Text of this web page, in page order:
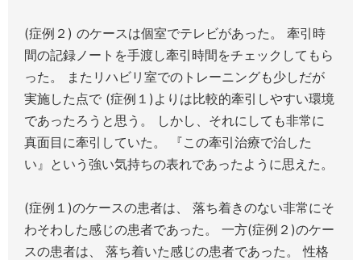
(症例２) のケースは個室でテレビがあった。 牽引時
間の記録ノートを手渡し牽引時間をチェックしてもら
った。 またリハビリ室でのトレーニングも少しだが
実施した点で (症例１)よりは比較的牽引しやすい環境
であったろうと思う。 しかし、それにしても非常に
真面目に牽引していた。 『この牽引治療で治した
い』という強い気持ちの表れであったように思えた。
(症例１)のケースの患者は、 落ち着きのない非常にそ
わそわした感じの患者であった。 一方(症例２)のケー
スの患者は、 落ち着いた感じの患者であった。 性格